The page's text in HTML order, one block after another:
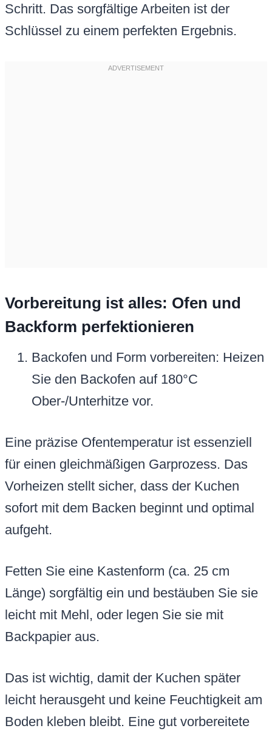
Schritt. Das sorgfältige Arbeiten ist der
Schlüssel zu einem perfekten Ergebnis.
Vorbereitung ist alles: Ofen und
Backform perfektionieren
Backofen und Form vorbereiten: Heizen
Sie den Backofen auf 180°C
Ober-/Unterhitze vor.
Eine präzise Ofentemperatur ist essenziell
für einen gleichmäßigen Garprozess. Das
Vorheizen stellt sicher, dass der Kuchen
sofort mit dem Backen beginnt und optimal
aufgeht.
Fetten Sie eine Kastenform (ca. 25 cm
Länge) sorgfältig ein und bestäuben Sie sie
leicht mit Mehl, oder legen Sie sie mit
Backpapier aus.
Das ist wichtig, damit der Kuchen später
leicht herausgeht und keine Feuchtigkeit am
Boden kleben bleibt. Eine gut vorbereitete